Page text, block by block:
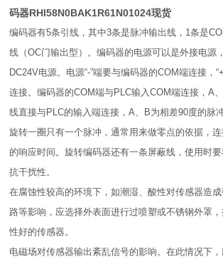
码器RHI58N0BAK1R61N01024现货
编码器有5条引线，其中3条是脉冲输出线，1条是
线（OC门输出型）。编码器的电源可以是外接电源
DC24V电源。电源“-”端要与编码器的COM端连接，
连接。编码器的COM端与PLC输入COM端连接，A
线直接与PLC的输入端连接，A、B为相差90度的脉
旋转一圈只有一个脉冲，通常用来做零点的依据，
的响应时间。旋转编码器还有一条屏蔽线，使用时
抗干扰性。
在腐蚀性较高的环境下，如潮湿、酸性对传感器造
路等影响，应选择外表面进行过喷塑或不锈钢外罩
性好的传感器。
电磁场对传感器输出紊乱信号的影响。在此情况下